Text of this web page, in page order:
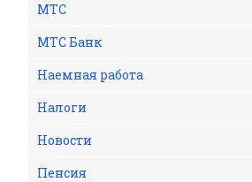
МТС
МТС Банк
Наемная работа
Налоги
Новости
Пенсия